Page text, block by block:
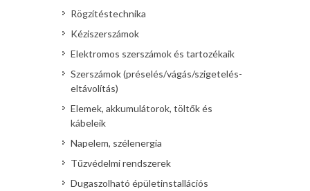
Rögzítéstechnika
Kéziszerszámok
Elektromos szerszámok és tartozékaik
Szerszámok (préselés/vágás/szigetelés-
eltávolítás)
Elemek, akkumulátorok, töltők és
kábeleik
Napelem, szélenergia
Tűzvédelmi rendszerek
Dugaszolható épületinstallációs